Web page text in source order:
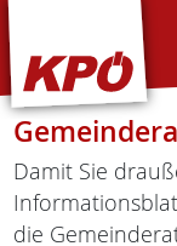
Damit Sie
die